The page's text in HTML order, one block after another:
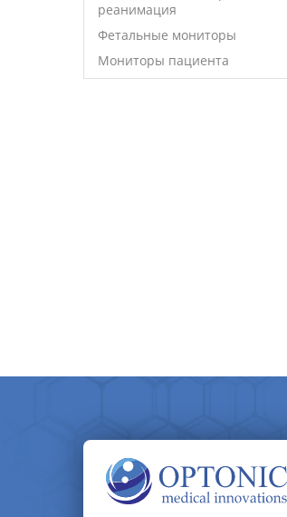
реанимация
Фетальные мониторы
Мониторы пациента